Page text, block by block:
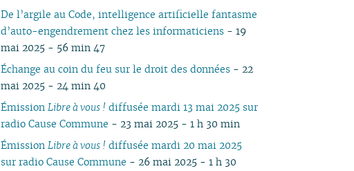
De l’argile au Code, intelligence artificielle fantasme
d’auto-engendrement chez les informaticiens - 19
mai 2025 - 56 min 47
Échange au coin du feu sur le droit des données - 22
mai 2025 - 24 min 40
ÉmissionLibre à vous ! diffusée mardi 13 mai 2025 sur
radio Cause Commune - 23 mai 2025 - 1 h 30 min
ÉmissionLibre à vous ! diffusée mardi 20 mai 2025
sur radio Cause Commune - 26 mai 2025 - 1 h 30